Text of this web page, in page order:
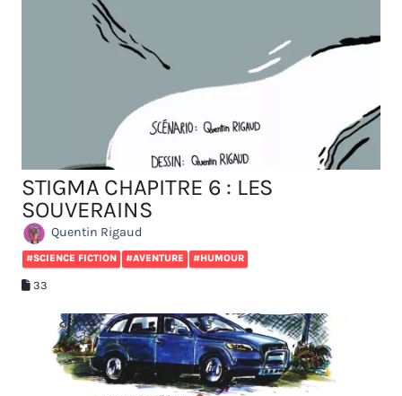
STIGMA CHAPITRE 6 : LES
SOUVERAINS
Quentin Rigaud
#SCIENCE FICTION #AVENTURE #HUMOUR
33